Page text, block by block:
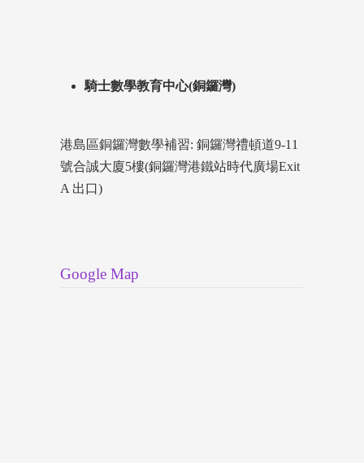
騎士數學教育中心(銅鑼灣)
港島區銅鑼灣數學補習: 銅鑼灣禮頓道9-11
號合誠大廈5樓(銅鑼灣港鐵站時代廣場Exit
A 出口)
Google Map